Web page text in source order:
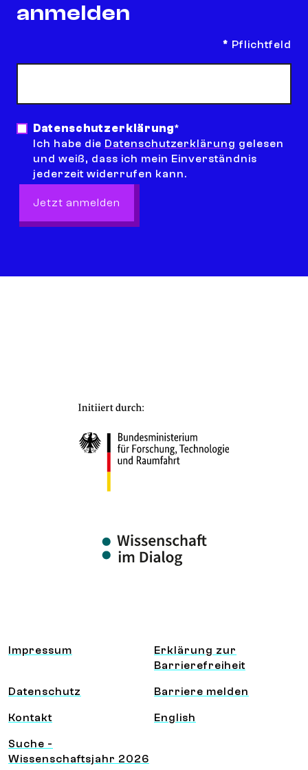
anmelden
* Pflichtfeld
Datenschutzerklärung*
Ich habe die Datenschutzerklärung gelesen
und weiß, dass ich mein Einverständnis
jederzeit widerrufen kann.
Jetzt anmelden
Information und Service
Impressum
Erklärung zur
Barrierefreiheit
Datenschutz Barriere melden
Kontakt English
Suche -
Wissenschaftsjahr 2026